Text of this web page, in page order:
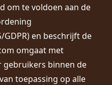
om te voldoen aan de
GDPR) en beschrijft de
omgaat met
gebruikers binnen de
toepassing op alle